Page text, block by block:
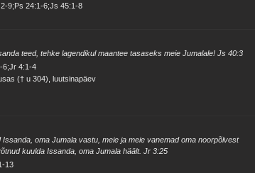
9;Ps 24:1-6;Js 45:1-8
teed, tehke lagendikul maantee tasaseks meie Jumalale! Js 40:3
6;Jr 4:1-4
(† u 304), luutsinapäev
Issanda, oma Jumala vastu, meie ja meie vanemad oma noorpõlvest
kuulda Issanda, oma Jumala häält. Jr 3:25
13